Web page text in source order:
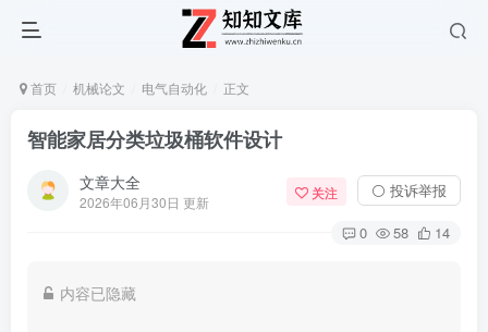
首页 机械论文 电气自动化 正文
智能家居分类垃圾桶软件设计
文章大全
2026年06月30日 更新
关注 ⚪ 投诉举报
0 58 14
内容已隐藏